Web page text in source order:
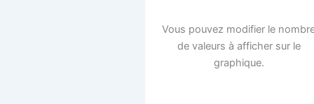
Vous pouvez modifier le
de valeurs à afficher sur le
graphique.